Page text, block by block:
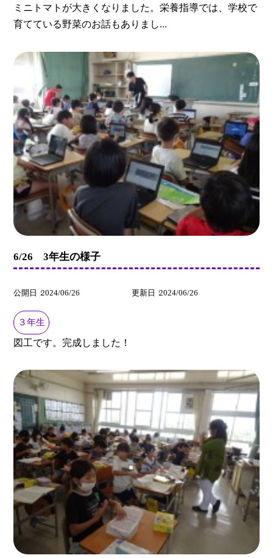
ミニトマトが大きくなりました。栄養指導では、学校で
育てている野菜のお話もありまし...
6/26 3年生の様子
公開日 2024/06/26 更新日 2024/06/26
３年生
図工です。完成しました！